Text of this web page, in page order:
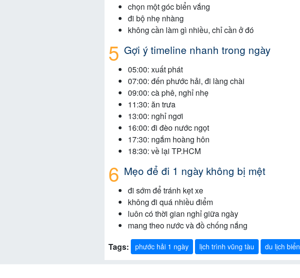
chọn một góc biển vắng
đi bộ nhẹ nhàng
không cần làm gì nhiều, chỉ cần ở đó
Gợi ý timeline nhanh trong ngày
05:00: xuất phát
07:00: đến phước hải, đi làng chài
09:00: cà phê, nghỉ nhẹ
11:30: ăn trưa
13:00: nghỉ ngơi
16:00: đi đèo nước ngọt
17:30: ngắm hoàng hôn
18:30: về lại TP.HCM
Mẹo để đi 1 ngày không bị mệt
đi sớm để tránh kẹt xe
không đi quá nhiều điểm
luôn có thời gian nghỉ giữa ngày
mang theo nước và đồ chống nắng
Tags:
phước hải 1 ngày lịch trình vũng tàu du lịch biển